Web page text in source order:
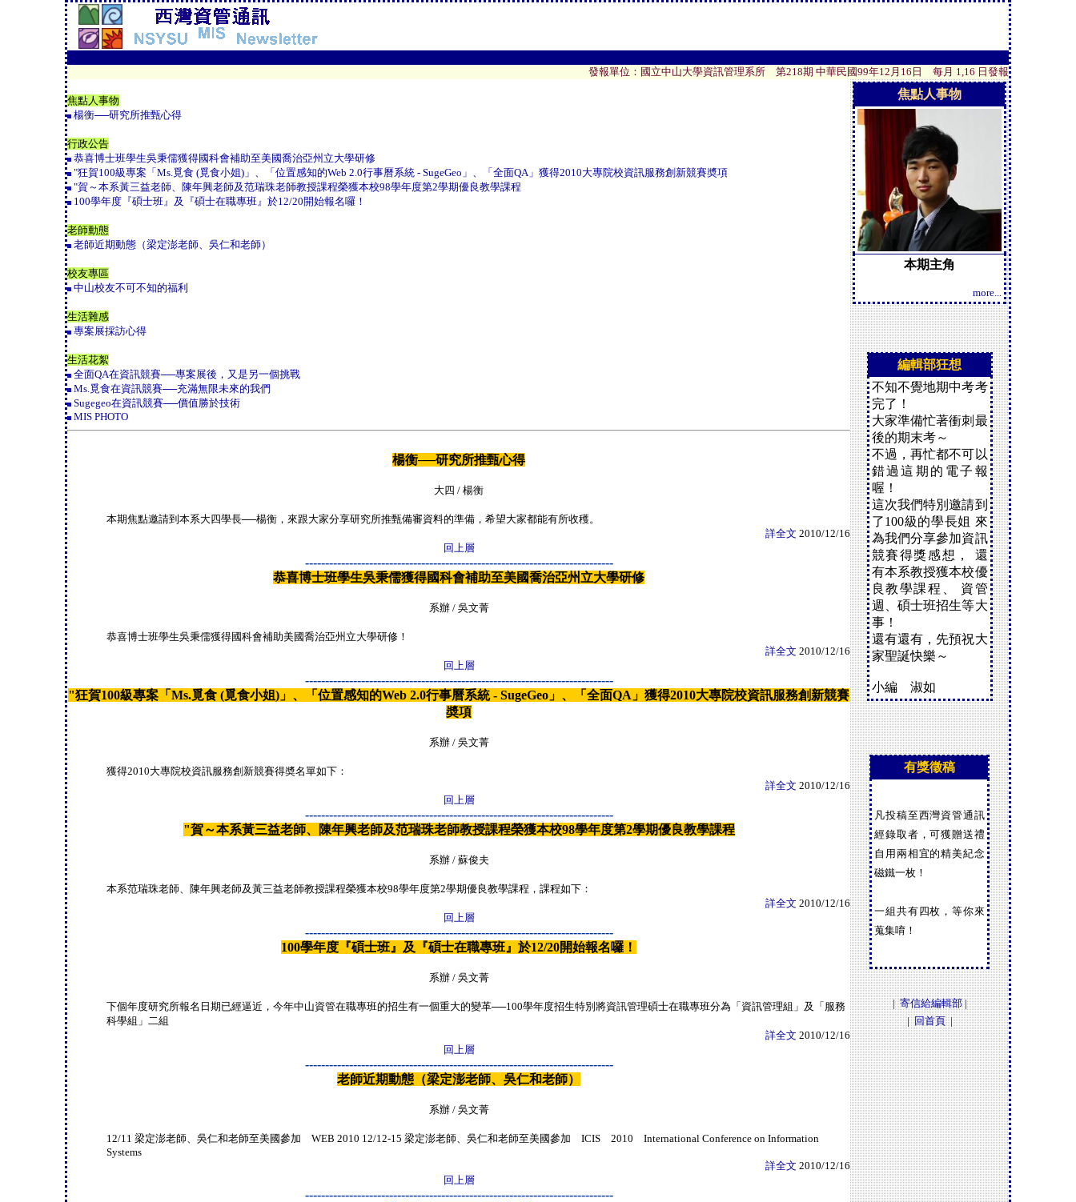
發報單位：國立中山大學資訊管理系所 第218期 中華民國99年12月16日 每月 1,16 日發報
焦點人事物
楊衡──研究所推甄心得
行政公告
恭喜博士班學生吳秉儒獲得國科會補助至美國喬治亞州立大學研修
"狂賀100級專案「Ms.覓食 (覓食小姐)」、「位置感知的Web 2.0行事曆系統 - SugeGeo」、「全面QA」獲得2010大專院校資訊服務創新競賽奬項
"賀～本系黃三益老師、陳年興老師及范瑞珠老師教授課程榮獲本校98學年度第2學期優良教學課程
100學年度『碩士班』及『碩士在職專班』於12/20開始報名囉！
老師動態
老師近期動態（梁定澎老師、吳仁和老師）
校友專區
中山校友不可不知的福利
生活雜感
專案展採訪心得
生活花絮
全面QA在資訊競賽──專案展後，又是另一個挑戰
Ms.覓食在資訊競賽──充滿無限未來的我們
Sugegeo在資訊競賽──價值勝於技術
MIS PHOTO
楊衡──研究所推甄心得
大四 / 楊衡
本期焦點邀請到本系大四學長──楊衡，來跟大家分享研究所推甄備審資料的準備，希望大家都能有所收穫。
詳全文 2010/12/16
回上層
-----------------------------------------------------------------------------
恭喜博士班學生吳秉儒獲得國科會補助至美國喬治亞州立大學研修
系辦 / 吳文菁
恭喜博士班學生吳秉儒獲得國科會補助美國喬治亞州立大學研修！
詳全文 2010/12/16
回上層
-----------------------------------------------------------------------------
"狂賀100級專案「Ms.覓食 (覓食小姐)」、「位置感知的Web 2.0行事曆系統 - SugeGeo」、「全面QA」獲得2010大專院校資訊服務創新競賽
奬項
系辦 / 吳文菁
獲得2010大專院校資訊服務創新競賽得奬名單如下：
詳全文 2010/12/16
回上層
-----------------------------------------------------------------------------
"賀～本系黃三益老師、陳年興老師及范瑞珠老師教授課程榮獲本校98學年度第2學期優良教學課程
系辦 / 蘇俊夫
本系范瑞珠老師、陳年興老師及黃三益老師教授課程榮獲本校98學年度第2學期優良教學課程，課程如下：
詳全文 2010/12/16
回上層
-----------------------------------------------------------------------------
100學年度『碩士班』及『碩士在職專班』於12/20開始報名囉！
系辦 / 吳文菁
下個年度研究所報名日期已經逼近，今年中山資管在職專班的招生有一個重大的變革──100學年度招生特別將資訊管理碩士在職專班分為「資訊管理組」及「服務
科學組」二組
詳全文 2010/12/16
回上層
-----------------------------------------------------------------------------
老師近期動態（梁定澎老師、吳仁和老師）
系辦 / 吳文菁
12/11 梁定澎老師、吳仁和老師至美國參加 WEB 2010 12/12-15 梁定澎老師、吳仁和老師至美國參加 ICIS 2010 International Conference on Information
Systems
詳全文 2010/12/16
回上層
-----------------------------------------------------------------------------
焦點人事物
本期主角
more...
編輯部狂想
不知不覺地期中考考
完了！
大家準備忙著衝刺最
後的期末考～
不過，再忙都不可以
錯過這期的電子報
喔！
這次我們特別邀請到
了100級的學長姐 來
為我們分享參加資訊
競賽得獎感想， 還
有本系教授獲本校優
良教學課程、 資管
週、碩士班招生等大
事！
還有還有，先預祝大
家聖誕快樂～
小編 淑如
有獎徵稿
凡投稿至西灣資管通訊
經錄取者，可獲贈送禮
自用兩相宜的精美紀念
磁鐵一枚！
一組共有四枚，等你來
蒐集唷！
|寄信給編輯部|
|回首頁|